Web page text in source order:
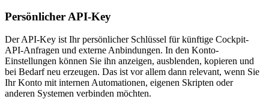
Persönlicher API-Key
Der API-Key ist Ihr persönlicher Schlüssel für künftige Cockpit-
API-Anfragen und externe Anbindungen. In den Konto-
Einstellungen können Sie ihn anzeigen, ausblenden, kopieren und
bei Bedarf neu erzeugen. Das ist vor allem dann relevant, wenn Sie
Ihr Konto mit internen Automationen, eigenen Skripten oder
anderen Systemen verbinden möchten.